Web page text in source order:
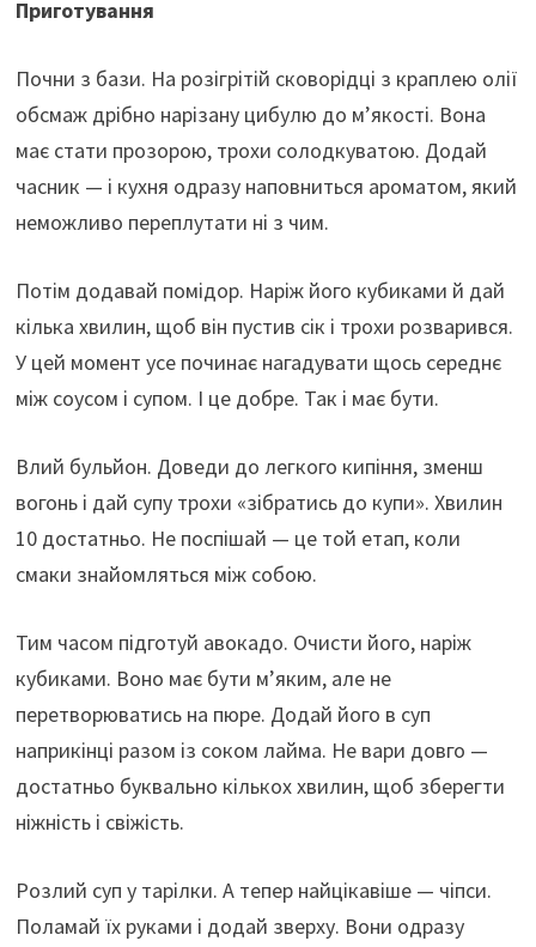
Приготування
Почни з бази. На розігрітій сковорідці з краплею олії
обсмаж дрібно нарізану цибулю до м’якості. Вона
має стати прозорою, трохи солодкуватою. Додай
часник — і кухня одразу наповниться ароматом, який
неможливо переплутати ні з чим.
Потім додавай помідор. Наріж його кубиками й дай
кілька хвилин, щоб він пустив сік і трохи розварився.
У цей момент усе починає нагадувати щось середнє
між соусом і супом. І це добре. Так і має бути.
Влий бульйон. Доведи до легкого кипіння, зменш
вогонь і дай супу трохи «зібратись до купи». Хвилин
10 достатньо. Не поспішай — це той етап, коли
смаки знайомляться між собою.
Тим часом підготуй авокадо. Очисти його, наріж
кубиками. Воно має бути м’яким, але не
перетворюватись на пюре. Додай його в суп
наприкінці разом із соком лайма. Не вари довго —
достатньо буквально кількох хвилин, щоб зберегти
ніжність і свіжість.
Розлий суп у тарілки. А тепер найцікавіше — чіпси.
Поламай їх руками і додай зверху. Вони одразу